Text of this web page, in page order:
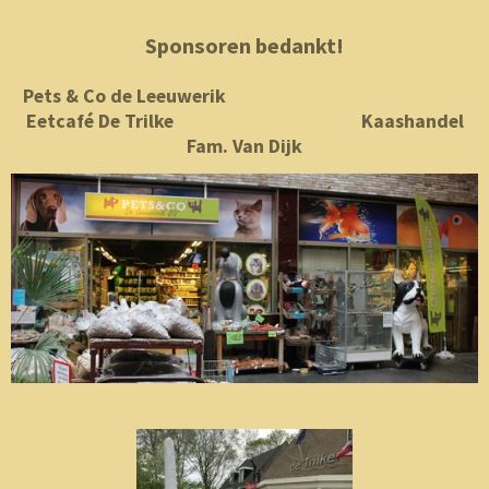
Sponsoren bedankt!
Pets & Co de Leeuwerik
Eetcafé De Trilke Kaashandel
Fam. Van Dijk